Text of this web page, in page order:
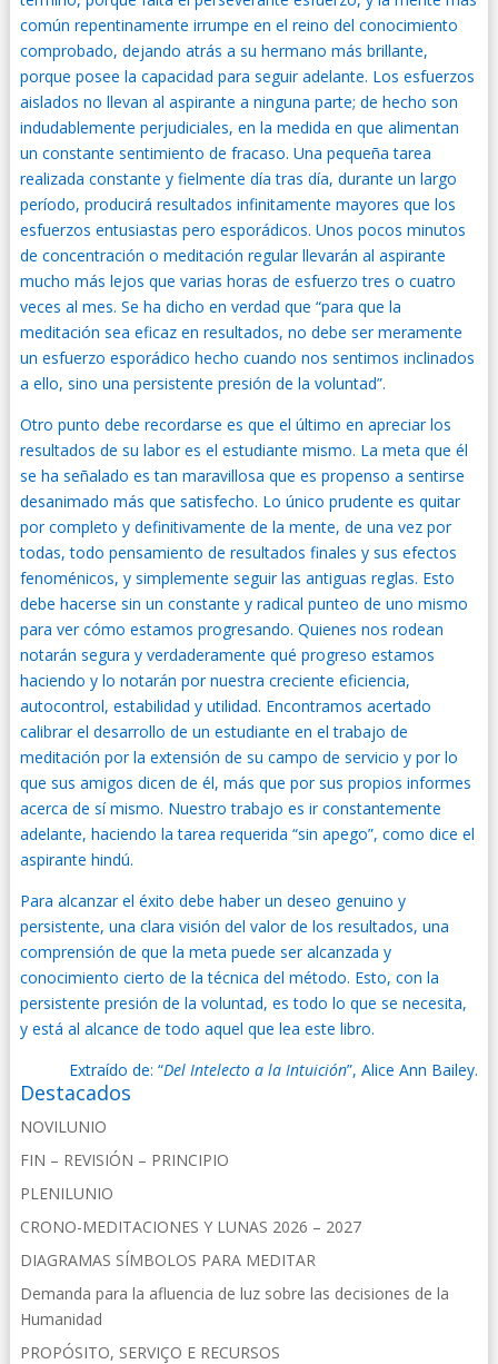
común repentinamente irrumpe en el reino del conocimiento
comprobado, dejando atrás a su hermano más brillante,
porque posee la capacidad para seguir adelante. Los esfuerzos
aislados no llevan al aspirante a ninguna parte; de hecho son
indudablemente perjudiciales, en la medida en que alimentan
un constante sentimiento de fracaso. Una pequeña tarea
realizada constante y fielmente día tras día, durante un largo
período, producirá resultados infinitamente mayores que los
esfuerzos entusiastas pero esporádicos. Unos pocos minutos
de concentración o meditación regular llevarán al aspirante
mucho más lejos que varias horas de esfuerzo tres o cuatro
veces al mes. Se ha dicho en verdad que “para que la
meditación sea eficaz en resultados, no debe ser meramente
un esfuerzo esporádico hecho cuando nos sentimos inclinados
a ello, sino una persistente presión de la voluntad”.
Otro punto debe recordarse es que el último en apreciar los
resultados de su labor es el estudiante mismo. La meta que él
se ha señalado es tan maravillosa que es propenso a sentirse
desanimado más que satisfecho. Lo único prudente es quitar
por completo y definitivamente de la mente, de una vez por
todas, todo pensamiento de resultados finales y sus efectos
fenoménicos, y simplemente seguir las antiguas reglas. Esto
debe hacerse sin un constante y radical punteo de uno mismo
para ver cómo estamos progresando. Quienes nos rodean
notarán segura y verdaderamente qué progreso estamos
haciendo y lo notarán por nuestra creciente eficiencia,
autocontrol, estabilidad y utilidad. Encontramos acertado
calibrar el desarrollo de un estudiante en el trabajo de
meditación por la extensión de su campo de servicio y por lo
que sus amigos dicen de él, más que por sus propios informes
acerca de sí mismo. Nuestro trabajo es ir constantemente
adelante, haciendo la tarea requerida “sin apego”, como dice el
aspirante hindú.
Para alcanzar el éxito debe haber un deseo genuino y
persistente, una clara visión del valor de los resultados, una
comprensión de que la meta puede ser alcanzada y
conocimiento cierto de la técnica del método. Esto, con la
persistente presión de la voluntad, es todo lo que se necesita,
y está al alcance de todo aquel que lea este libro.
Extraído de: “Del Intelecto a la Intuición”, Alice Ann Bailey.
Destacados
NOVILUNIO
FIN – REVISIÓN – PRINCIPIO
PLENILUNIO
CRONO-MEDITACIONES Y LUNAS 2026 – 2027
DIAGRAMAS SÍMBOLOS PARA MEDITAR
Demanda para la afluencia de luz sobre las decisiones de la
Humanidad
PROPÓSITO, SERVIÇO E RECURSOS